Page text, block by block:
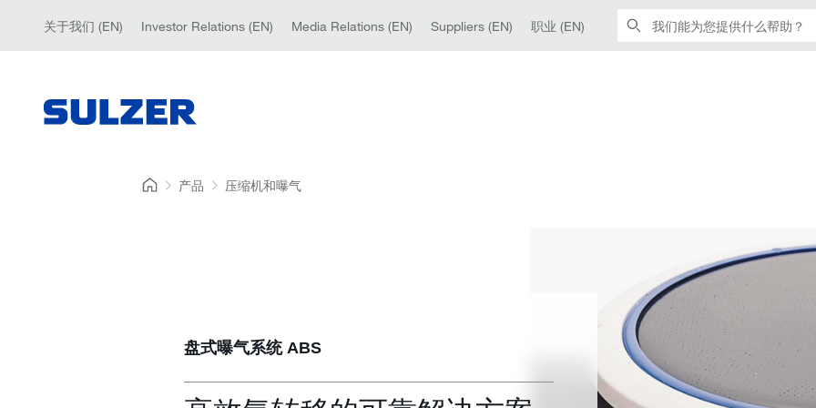
关于我们 (EN) Investor Relations (EN) Media Relations (EN) Suppliers (EN) 职业 (EN)
产品 压缩机和曝气
盘式曝气系统 ABS